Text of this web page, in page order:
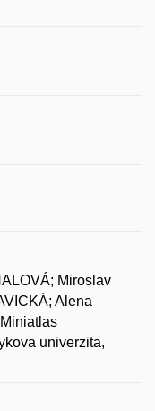
Miroslav
Alena
univerzita,